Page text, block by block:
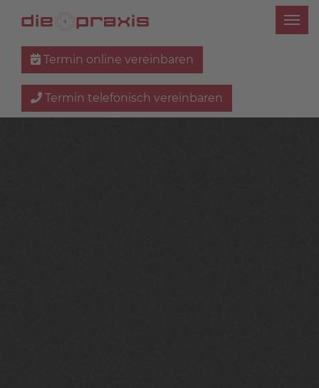
Termin online vereinbaren
Termin telefonisch vereinbaren